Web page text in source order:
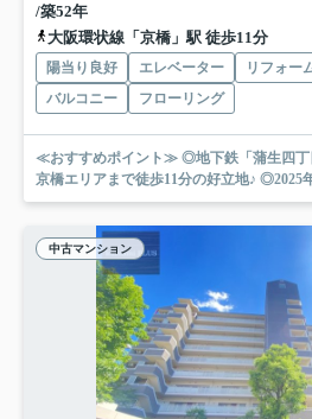
/築52年
大阪環状線「京橋」駅 徒歩11分
陽当り良好 エレベーター リフォー
バルコニー
フローリング
≪おすすめポイント≫ ◎地下鉄「蒲生四丁
京橋エリアまで徒歩11分の好立地♪ ◎2025
中古マンション